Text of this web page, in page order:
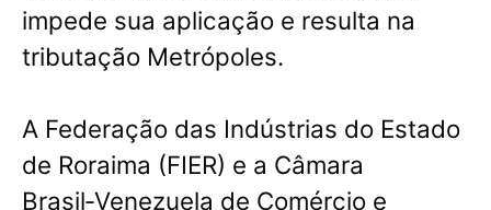
impede sua aplicação e resulta na
tributação Metrópoles.
A Federação das Indústrias do Estado
de Roraima (FIER) e a Câmara
Brasil‑Venezuela de Comércio e